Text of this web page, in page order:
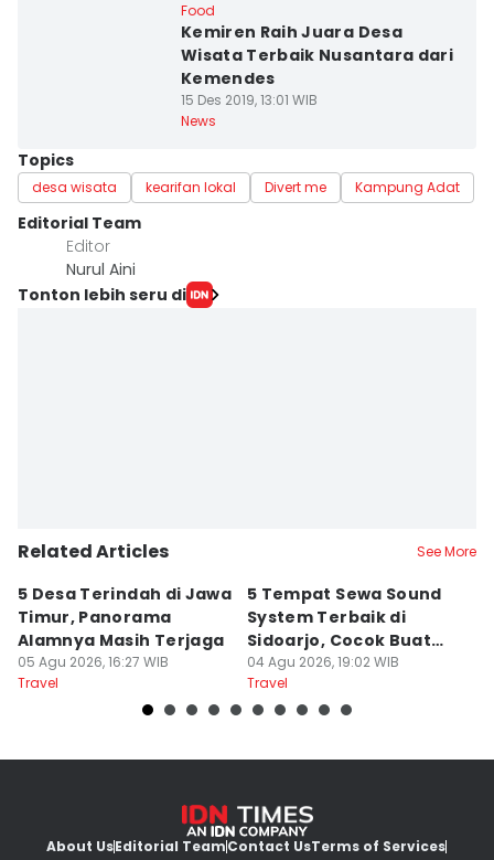
Food
Kemiren Raih Juara Desa
Wisata Terbaik Nusantara dari
Kemendes
15 Des 2019, 13:01 WIB
News
Topics
desa wisata kearifan lokal Divert me Kampung Adat
Editorial Team
Editor
Nurul Aini
Tonton lebih seru di
Related Articles See More
5 Desa Terindah di Jawa
Timur, Panorama
Alamnya Masih Terjaga
05 Agu 2026, 16:27 WIB
Travel
5 Tempat Sewa Sound
System Terbaik di
Sidoarjo, Cocok Buat
Agustusan
04 Agu 2026, 19:02 WIB
Travel
About UsEditorial TeamContact UsTerms of Services